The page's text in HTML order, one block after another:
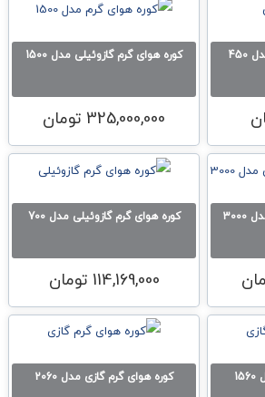
450 کوره هوای گرم گازوئیلی مدل 1500
325,000,000 تومان
کوره هوای گرم گازوئیلی مدل 700
114,169,000 تومان
کوره هوای گرم گازی مدل 2060